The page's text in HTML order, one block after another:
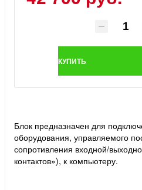
КУПИТЬ
Блок предназначен для
оборудования, управляемого
сопротивления входной/
контактов»), к компьютеру.